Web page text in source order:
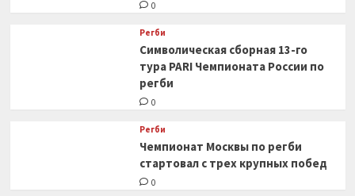
0
Регби
Символическая сборная 13-го
тура PARI Чемпионата России по
регби
0
Регби
Чемпионат Москвы по регби
стартовал с трех крупных побед
0